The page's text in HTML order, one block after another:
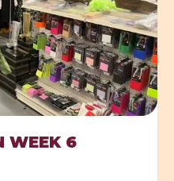
WEEK 6